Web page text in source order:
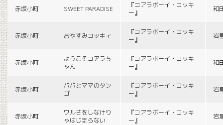
赤坂小町 SWEET PARADISE
『コアラボーイ・コッキ
ー』
和
赤坂小町 おやすみコッキィ
『コアラボーイ・コッキ
ー』
岩
赤坂小町
ようこそコアラち
ゃん
『コアラボーイ・コッキ
ー』
和
赤坂小町
パパとママのタン
ゴ
『コアラボーイ・コッキ
ー』
岩
赤坂小町
ワルさをしなけり
ゃはじまらない
『コアラボーイ・コッキ
ー』
岩